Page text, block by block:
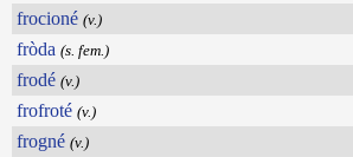
frocioné (v.)
fròda (s. fem.)
frodé (v.)
frofroté (v.)
frogné (v.)